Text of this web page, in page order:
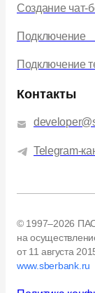
Создание чат-
Подключение
Подключение
Контакты
Telegram-
© 1997–2026
на
от 11 августа
www.sberbank.ru